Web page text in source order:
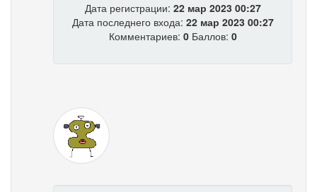
Дата регистрации: 22 мар 2023 00:27
Дата последнего входа: 22 мар 2023 00:27
Комментариев: 0Баллов: 0